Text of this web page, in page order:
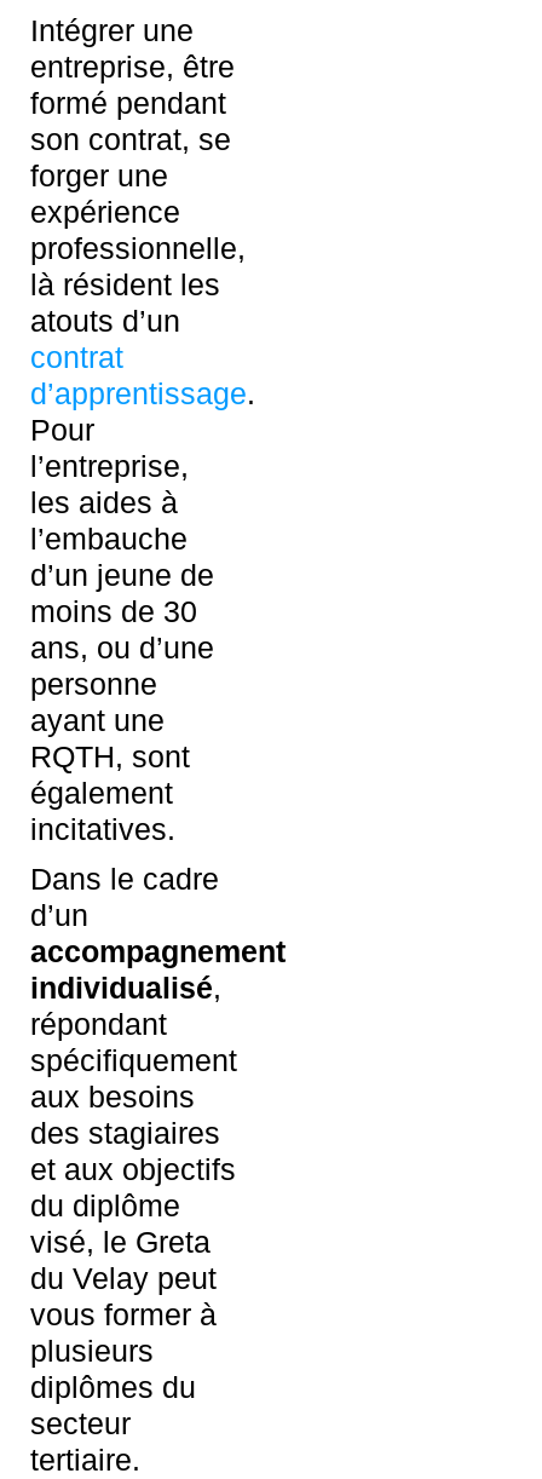
Intégrer une
entreprise, être
formé pendant
son contrat, se
forger une
expérience
professionnelle,
là résident les
atouts d’un
contrat
d’apprentissage.
Pour
l’entreprise,
les aides à
l’embauche
d’un jeune de
moins de 30
ans, ou d’une
personne
ayant une
RQTH, sont
également
incitatives.
Dans le cadre
d’un
accompagnement
individualisé,
répondant
spécifiquement
aux besoins
des stagiaires
et aux objectifs
du diplôme
visé, le Greta
du Velay peut
vous former à
plusieurs
diplômes du
secteur
tertiaire.